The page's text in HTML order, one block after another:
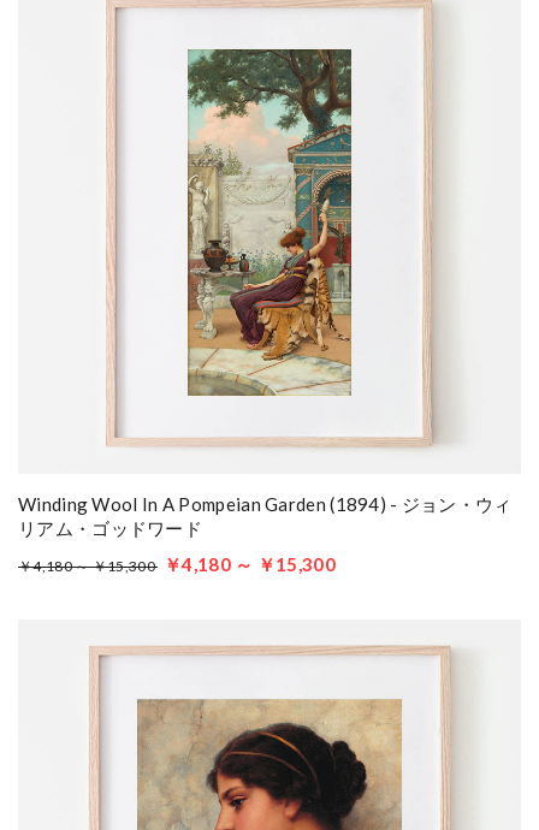
Winding Wool In A Pompeian Garden (1894) - ジョン・ウィ
リアム・ゴッドワード
￥4,180 ～ ￥15,300 ￥4,180 ～ ￥15,300